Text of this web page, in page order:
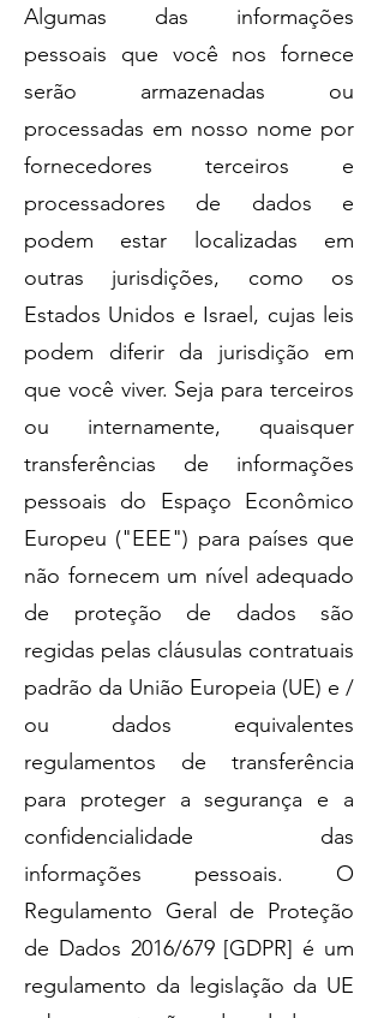
Algumas das informações
pessoais que você nos fornece
serão armazenadas ou
processadas em nosso nome por
fornecedores terceiros e
processadores de dados e
podem estar localizadas em
outras jurisdições, como os
Estados Unidos e Israel, cujas leis
podem diferir da jurisdição em
que você viver. Seja para terceiros
ou internamente, quaisquer
transferências de informações
pessoais do Espaço Econômico
Europeu ("EEE") para países que
não fornecem um nível adequado
de proteção de dados são
regidas pelas cláusulas contratuais
padrão da União Europeia (UE) e /
ou dados equivalentes
regulamentos de transferência
para proteger a segurança e a
confidencialidade das
informações pessoais. O
Regulamento Geral de Proteção
de Dados 2016/679 [GDPR] é um
regulamento da legislação da UE